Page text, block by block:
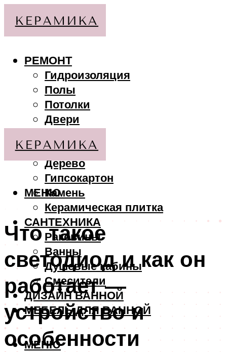
РЕМОНТ
Гидроизоляция
Полы
Потолки
Двери
МАТЕРИАЛЫ
Дерево
Гипсокартон
Камень
Керамическая плитка
САНТЕХНИКА
Раковины
Ванны
Душевые кабины
Смесители
ДИЗАЙН ВАННОЙ
МЕБЕЛЬ ДЛЯ ВАННОЙ
МЕНЮ
МЕНЮ
Что такое
светодиод и как он
работает —
устройство и
особенности